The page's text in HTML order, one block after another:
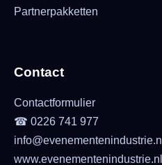
Partnerpakketten
Contact
Contactformulier
☎ 0226 741 977
info@evenementenindustrie.nl
www.evenementenindustrie.nl